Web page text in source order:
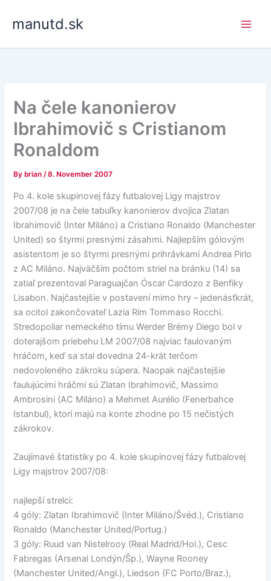
manutd.sk
Na čele kanonierov
Ibrahimovič s Cristianom
Ronaldom
By brian/8. November 2007
Po 4. kole skupinovej fázy futbalovej Ligy majstrov
2007/08 je na čele tabuľky kanonierov dvojica Zlatan
Ibrahimovič (Inter Miláno) a Cristiano Ronaldo (Manchester
United) so štyrmi presnými zásahmi. Najlepším gólovým
asistentom je so štyrmi presnými prihrávkami Andrea Pirlo
z AC Miláno. Najväčším počtom striel na bránku (14) sa
zatiaľ prezentoval Paraguajčan Óscar Cardozo z Benfiky
Lisabon. Najčastejšie v postavení mimo hry – jedenásťkrát,
sa ocitol zakončovateľ Lazia Rím Tommaso Rocchi.
Stredopoliar nemeckého tímu Werder Brémy Diego bol v
doterajšom priebehu LM 2007/08 najviac faulovaným
hráčom, keď sa stal dovedna 24-krát terčom
nedovoleného zákroku súpera. Naopak najčastejšie
faulujúcimi hráčmi sú Zlatan Ibrahimovič, Massimo
Ambrosini (AC Miláno) a Mehmet Aurélio (Fenerbahce
Istanbul), ktorí majú na konte zhodne po 15 nečistých
zákrokov.
Zaujímavé štatistiky po 4. kole skupinovej fázy futbalovej
Ligy majstrov 2007/08:
najlepší strelci:
4 góly: Zlatan Ibrahimovič (Inter Miláno/Švéd.), Cristiano
Ronaldo (Manchester United/Portug.)
3 góly: Ruud van Nistelrooy (Real Madrid/Hol.), Cesc
Fabregas (Arsenal Londýn/Šp.), Wayne Rooney
(Manchester United/Angl.), Liedson (FC Porto/Braz.),